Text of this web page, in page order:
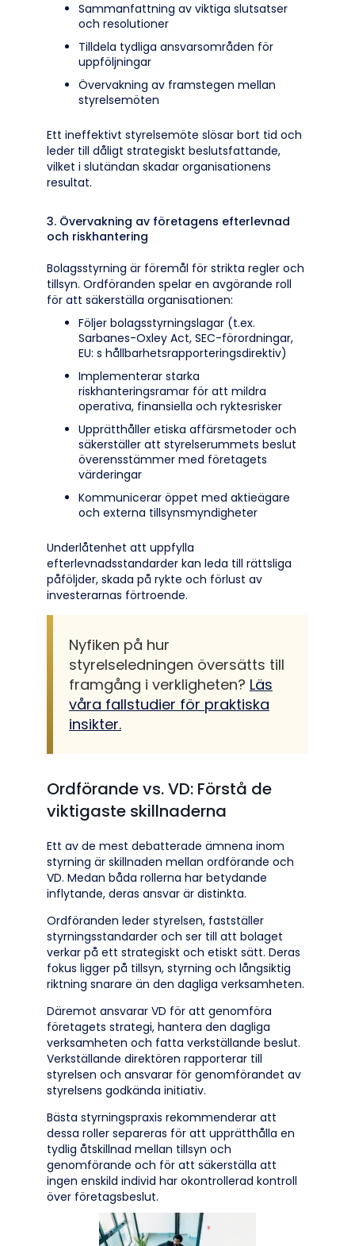
Sammanfattning av viktiga slutsatser
och resolutioner
Tilldela tydliga ansvarsområden för
uppföljningar
Övervakning av framstegen mellan
styrelsemöten
Ett ineffektivt styrelsemöte slösar bort tid och
leder till dåligt strategiskt beslutsfattande,
vilket i slutändan skadar organisationens
resultat.
3. Övervakning av företagens efterlevnad
och riskhantering
Bolagsstyrning är föremål för strikta regler och
tillsyn. Ordföranden spelar en avgörande roll
för att säkerställa organisationen:
Följer bolagsstyrningslagar (t.ex.
Sarbanes-Oxley Act, SEC-förordningar,
EU: s hållbarhetsrapporteringsdirektiv)
Implementerar starka
riskhanteringsramar för att mildra
operativa, finansiella och ryktesrisker
Upprätthåller etiska affärsmetoder och
säkerställer att styrelserummets beslut
överensstämmer med företagets
värderingar
Kommunicerar öppet med aktieägare
och externa tillsynsmyndigheter
Underlåtenhet att uppfylla
efterlevnadsstandarder kan leda till rättsliga
påföljder, skada på rykte och förlust av
investerarnas förtroende.
Nyfiken på hur
styrelseledningen översätts till
framgång i verkligheten? Läs
våra fallstudier för praktiska
insikter.
Ordförande vs. VD: Förstå de
viktigaste skillnaderna
Ett av de mest debatterade ämnena inom
styrning är skillnaden mellan ordförande och
VD. Medan båda rollerna har betydande
inflytande, deras ansvar är distinkta.
Ordföranden leder styrelsen, fastställer
styrningsstandarder och ser till att bolaget
verkar på ett strategiskt och etiskt sätt. Deras
fokus ligger på tillsyn, styrning och långsiktig
riktning snarare än den dagliga verksamheten.
Däremot ansvarar VD för att genomföra
företagets strategi, hantera den dagliga
verksamheten och fatta verkställande beslut.
Verkställande direktören rapporterar till
styrelsen och ansvarar för genomförandet av
styrelsens godkända initiativ.
Bästa styrningspraxis rekommenderar att
dessa roller separeras för att upprätthålla en
tydlig åtskillnad mellan tillsyn och
genomförande och för att säkerställa att
ingen enskild individ har okontrollerad kontroll
över företagsbeslut.